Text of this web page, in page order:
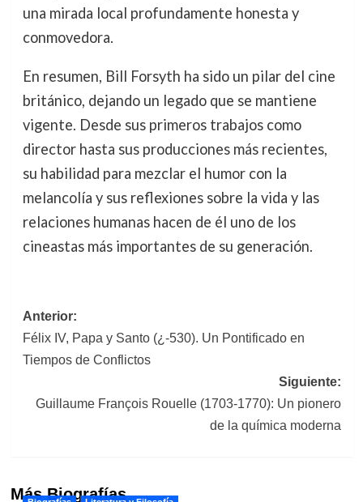
una mirada local profundamente honesta y
conmovedora.
En resumen, Bill Forsyth ha sido un pilar del cine
británico, dejando un legado que se mantiene
vigente. Desde sus primeros trabajos como
director hasta sus producciones más recientes,
su habilidad para mezclar el humor con la
melancolía y sus reflexiones sobre la vida y las
relaciones humanas hacen de él uno de los
cineastas más importantes de su generación.
Navegación
de
entradas
Anterior:
Félix IV, Papa y Santo (¿-530). Un Pontificado en
Tiempos de Conflictos
Siguiente:
Guillaume François Rouelle (1703-1770): Un pionero
de la química moderna
Más Biografías